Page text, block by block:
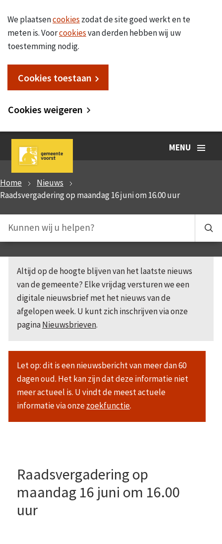
We plaatsencookies zodat de site goed werkt en te
meten is. Voorcookiesvan derden hebben wij uw
toestemming nodig.
Cookies toestaan
Cookies weigeren
MENU
Home
Nieuws
Raadsvergadering op maandag 16 juni om 16.00 uur
Altijd op de hoogte blijven van het laatste nieuws
van de gemeente? Elke vrijdag versturen we een
digitale nieuwsbrief met het nieuws van de
afgelopen week. U kunt zich inschrijven via onze
paginaNieuwsbrieven.
Let op: dit is een nieuwsbericht van meer dan 60
dagen oud. Het kan zijn dat deze informatie niet
meer actueel is. U vindt de meest actuele
informatie via onzezoekfunctie.
Raadsvergadering op
maandag 16 juni om 16.00
uur